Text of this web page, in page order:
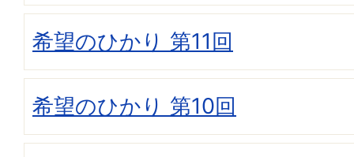
希望のひかり 第11回
希望のひかり 第10回